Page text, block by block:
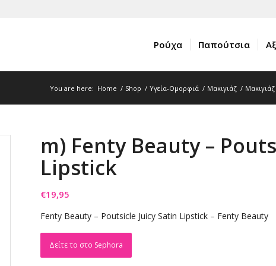
Ρούχα Παπούτσια
You are here: Home / Shop / Υγεία-Ομορφιά / Μακιγιάζ / Μακιγιάζ
m) Fenty Beauty –
Lipstick
€19,95
Fenty Beauty – Poutsicle Juicy Satin Lipstick – Fenty Beauty
Δείτε το στο Sephora